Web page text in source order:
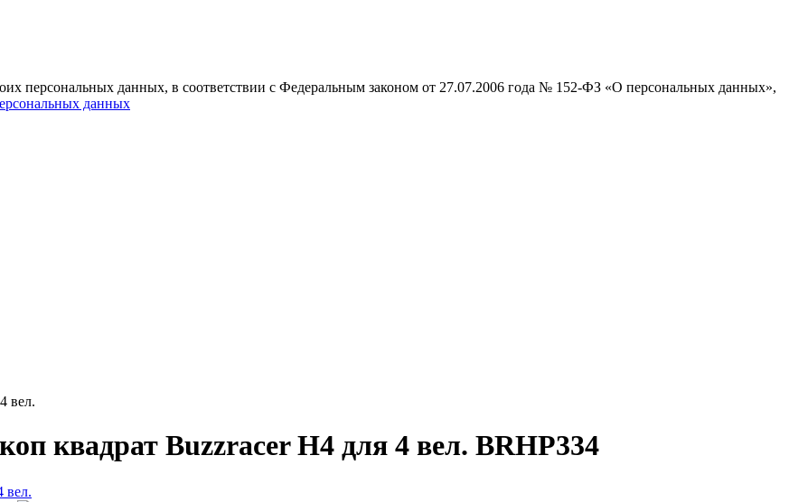
персональных данных, в соответствии с Федеральным законом от 27.07.2006 года № 152-ФЗ «О персональных данных»,
данных
вел.
квадрат Buzzracer H4 для 4 вел. BRHP334